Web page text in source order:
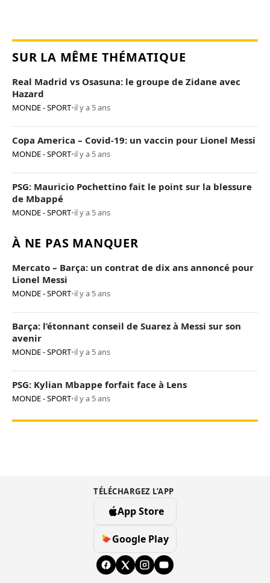
SUR LA MÊME THÉMATIQUE
Real Madrid vs Osasuna: le groupe de Zidane avec
Hazard
MONDE - SPORT•il y a 5 ans
Copa America – Covid-19: un vaccin pour Lionel Messi
MONDE - SPORT•il y a 5 ans
PSG: Mauricio Pochettino fait le point sur la blessure
de Mbappé
MONDE - SPORT•il y a 5 ans
À NE PAS MANQUER
Mercato – Barça: un contrat de dix ans annoncé pour
Lionel Messi
MONDE - SPORT•il y a 5 ans
Barça: l’étonnant conseil de Suarez à Messi sur son
avenir
MONDE - SPORT•il y a 5 ans
PSG: Kylian Mbappe forfait face à Lens
MONDE - SPORT•il y a 5 ans
TÉLÉCHARGEZ L’APP
App Store
Google Play